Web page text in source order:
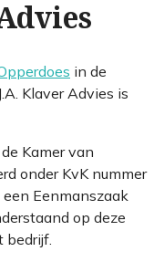
in de
Klaver Advies is
Kamer van
onder KvK nummer
Eenmanszaak
op deze
bedrijf.